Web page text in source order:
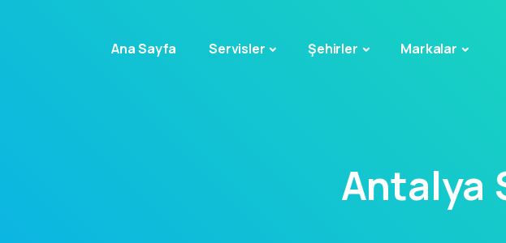
Ana Sayfa Servisler Şehirler Markalar
Antalya